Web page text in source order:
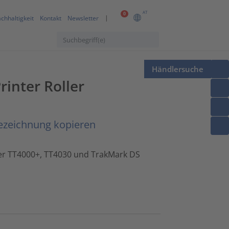
0 AT
Kontakt Newsletter
Händlersuche
Roller
kopieren
TT4030 und TrakMark DS